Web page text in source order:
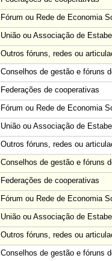
Fórum ou Rede de Economia
União ou Associação de
Outros fóruns, redes ou
Conselhos de gestão e fóruns
Federações de cooperativas
Fórum ou Rede de Economia
União ou Associação de
Outros fóruns, redes ou
Conselhos de gestão e fóruns
Federações de cooperativas
Fórum ou Rede de Economia
União ou Associação de
Outros fóruns, redes ou
Conselhos de gestão e fóruns